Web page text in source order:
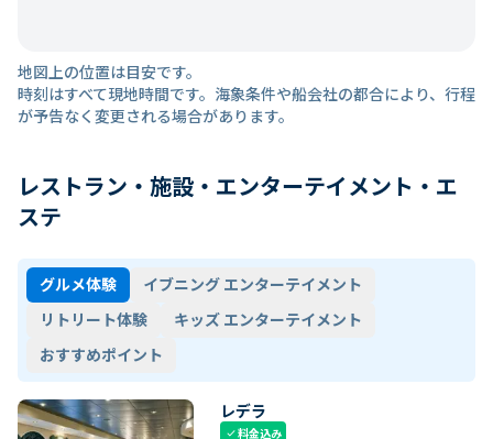
地図上の位置は目安です。
時刻はすべて現地時間です。海象条件や船会社の都合により、行程
が予告なく変更される場合があります。
レストラン・施設・エンターテイメント・エ
ステ
グルメ体験
イブニング エンターテイメント
リトリート体験
キッズ エンターテイメント
おすすめポイント
レデラ
check料金込み